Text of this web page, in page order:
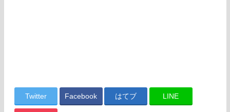
Twitter Facebook はてブ LINE